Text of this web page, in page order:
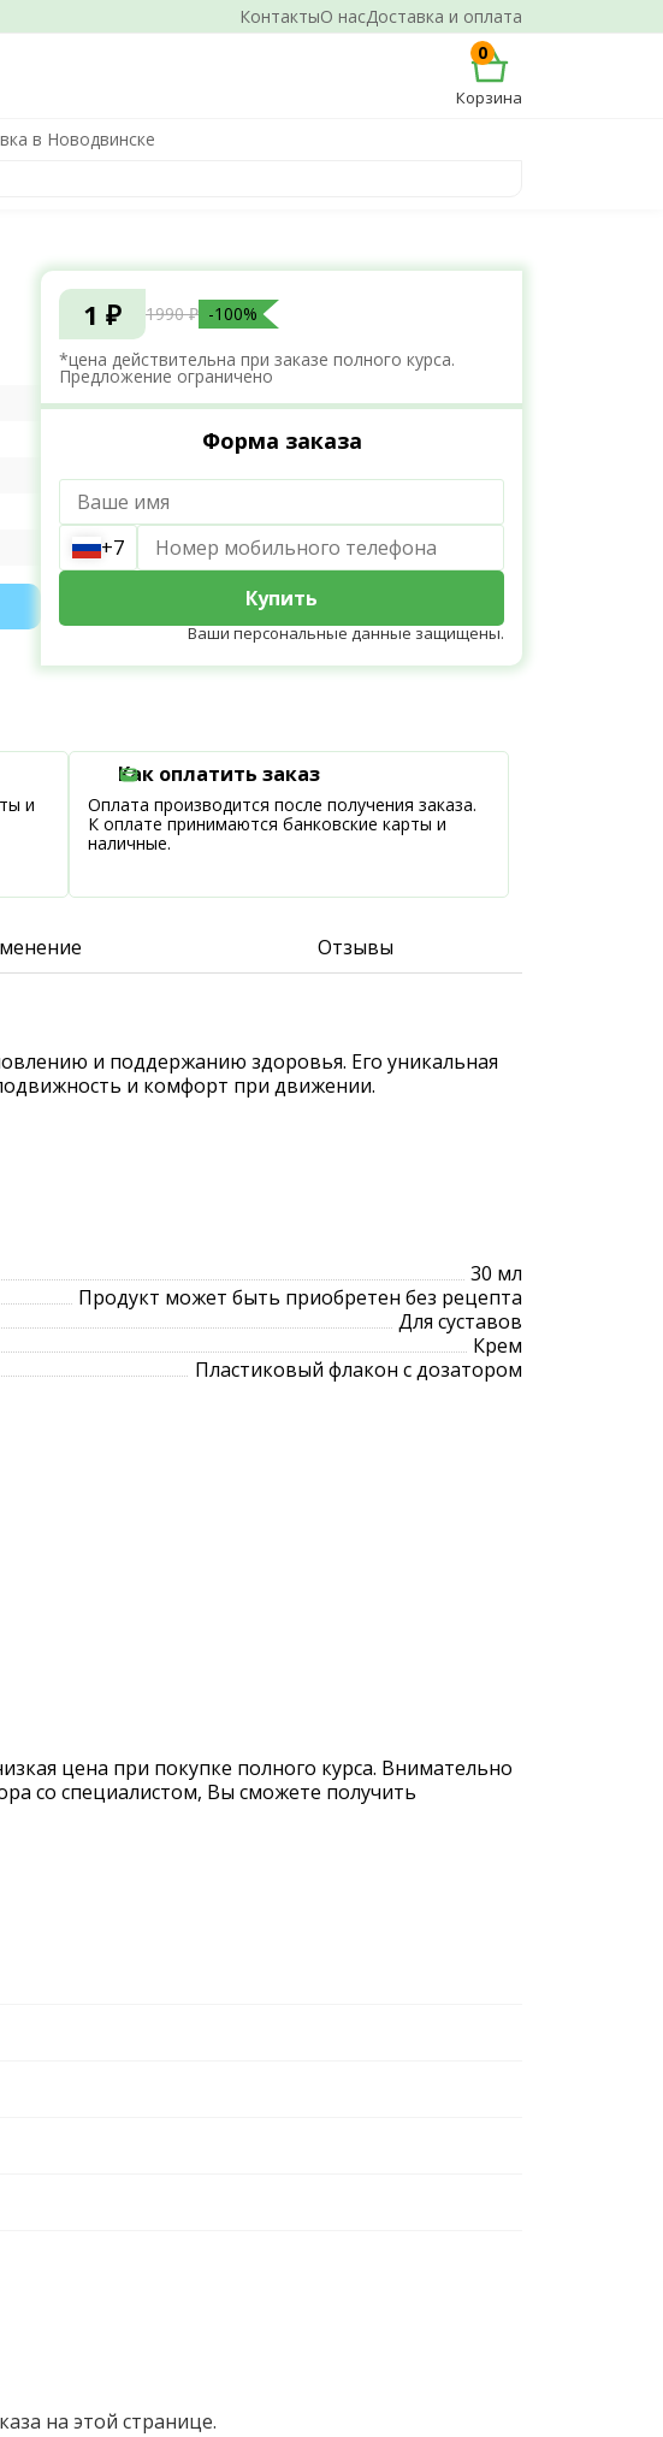
КонтактыО насДоставка и оплата
0
Корзина
в Новодвинске
1 ₽ 1990 ₽ -100%
*цена действительна при заказе полного курса.
Предложение ограничено
Форма заказа
+7
Купить
Ваши персональные данные защищены.
и
Как оплатить заказ
Оплата производится после получения заказа.
К оплате принимаются банковские карты и
наличные.
Отзывы
и поддержанию здоровья. Его уникальная
и комфорт при движении.
30 мл
Продукт может быть приобретен без рецепта
Для суставов
Крем
Пластиковый флакон с дозатором
цена при покупке полного курса. Внимательно
со специалистом, Вы сможете получить
на этой странице.